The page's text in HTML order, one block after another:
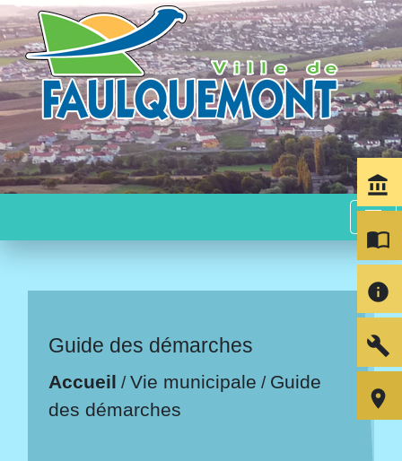
menu
Guide des démarches
Accueil /Vie municipale / Guide
des démarches
account_balance
import_contacts
info
build
room